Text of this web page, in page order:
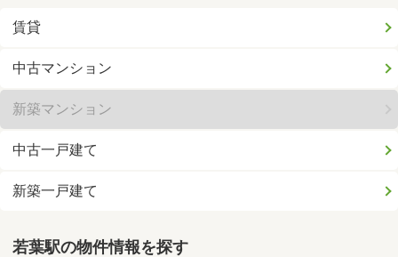
賃貸
中古マンション
新築マンション
中古一戸建て
新築一戸建て
若葉駅の物件情報を探す